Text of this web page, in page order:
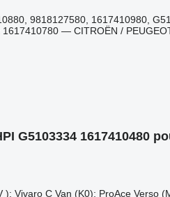
9818127580, 1617410980,
— CITROËN /
G5103334 1617410480
Vivaro C Van (K0); ProAce